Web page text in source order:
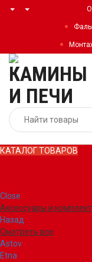
КАТАЛОГ ТОВАРОВ
Close
Аксессуары и
Назад
Смотреть все
Astov
Etna